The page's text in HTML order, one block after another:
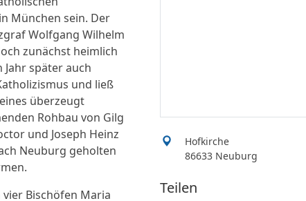
München sein. Der
Wolfgang Wilhelm
zunächst heimlich
Jahr später auch
und ließ
überzeugt
Rohbau von Gilg
und Joseph Heinz
Neuburg geholten
Bischöfen Maria
Hofkirche
86633 Neuburg
Teilen